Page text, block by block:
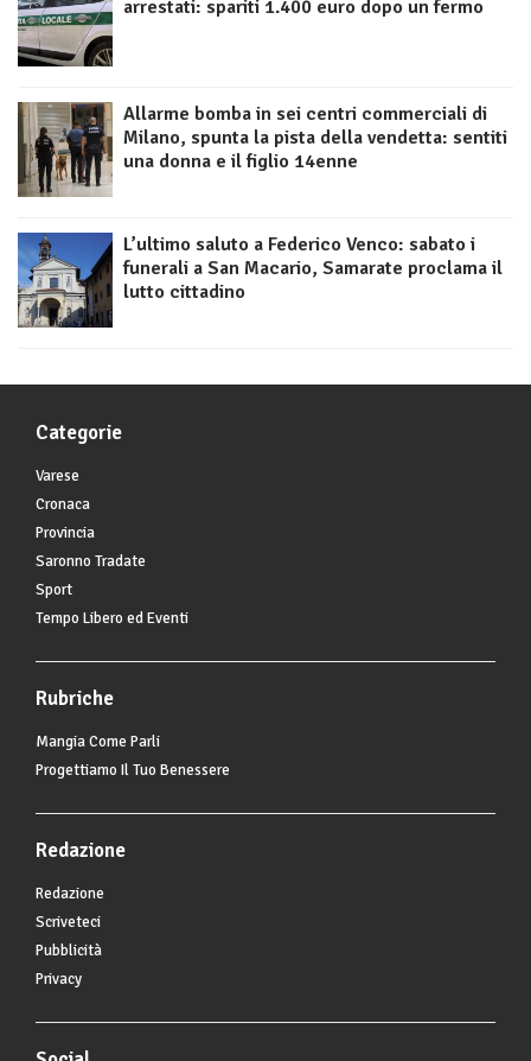
arrestati: spariti 1.400 euro dopo un fermo
Allarme bomba in sei centri commerciali di
Milano, spunta la pista della vendetta: sentiti
una donna e il figlio 14enne
L’ultimo saluto a Federico Venco: sabato i
funerali a San Macario, Samarate proclama il
lutto cittadino
Categorie
Varese
Cronaca
Provincia
Saronno Tradate
Sport
Tempo Libero ed Eventi
Rubriche
Mangia Come Parli
Progettiamo Il Tuo Benessere
Redazione
Redazione
Scriveteci
Pubblicità
Privacy